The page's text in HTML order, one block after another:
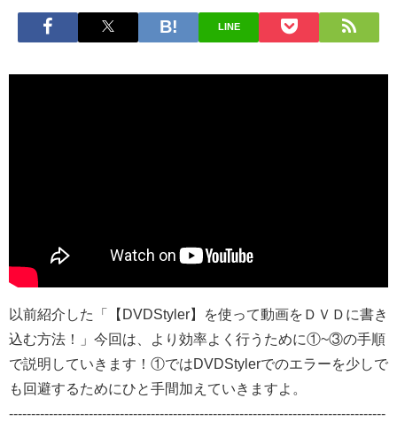
LINE
以前紹介した「【DVDStyler】を使って動画をＤＶＤに書き
込む方法！」今回は、より効率よく行うために①~③の手順
で説明していきます！①ではDVDStylerでのエラーを少しで
も回避するためにひと手間加えていきますよ。
-------------------------------------------------------------------------------------